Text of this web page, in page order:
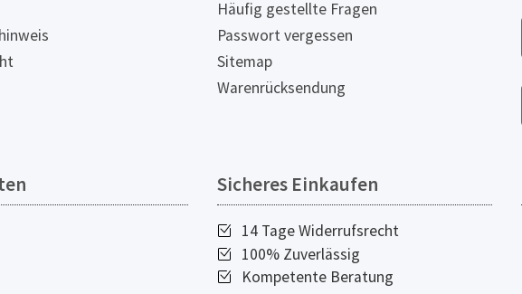
Häufig gestellte Fragen
Passwort vergessen
Sitemap
Warenrücksendung
Sicheres Einkaufen
14 Tage Widerrufsrecht
100% Zuverlässig
Kompetente Beratung